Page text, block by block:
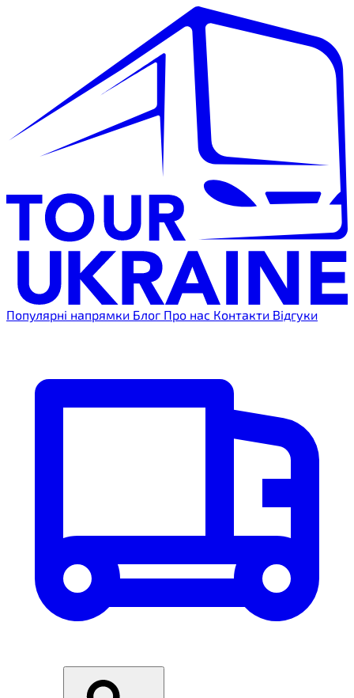
Популярні напрямки Блог Про нас Контакти Відгуки